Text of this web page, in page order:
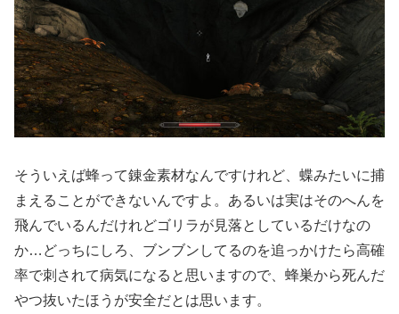
そういえば蜂って錬金素材なんですけれど、蝶みたいに捕
まえることができないんですよ。あるいは実はそのへんを
飛んでいるんだけれどゴリラが見落としているだけなの
か…どっちにしろ、ブンブンしてるのを追っかけたら高確
率で刺されて病気になると思いますので、蜂巣から死んだ
やつ抜いたほうが安全だとは思います。